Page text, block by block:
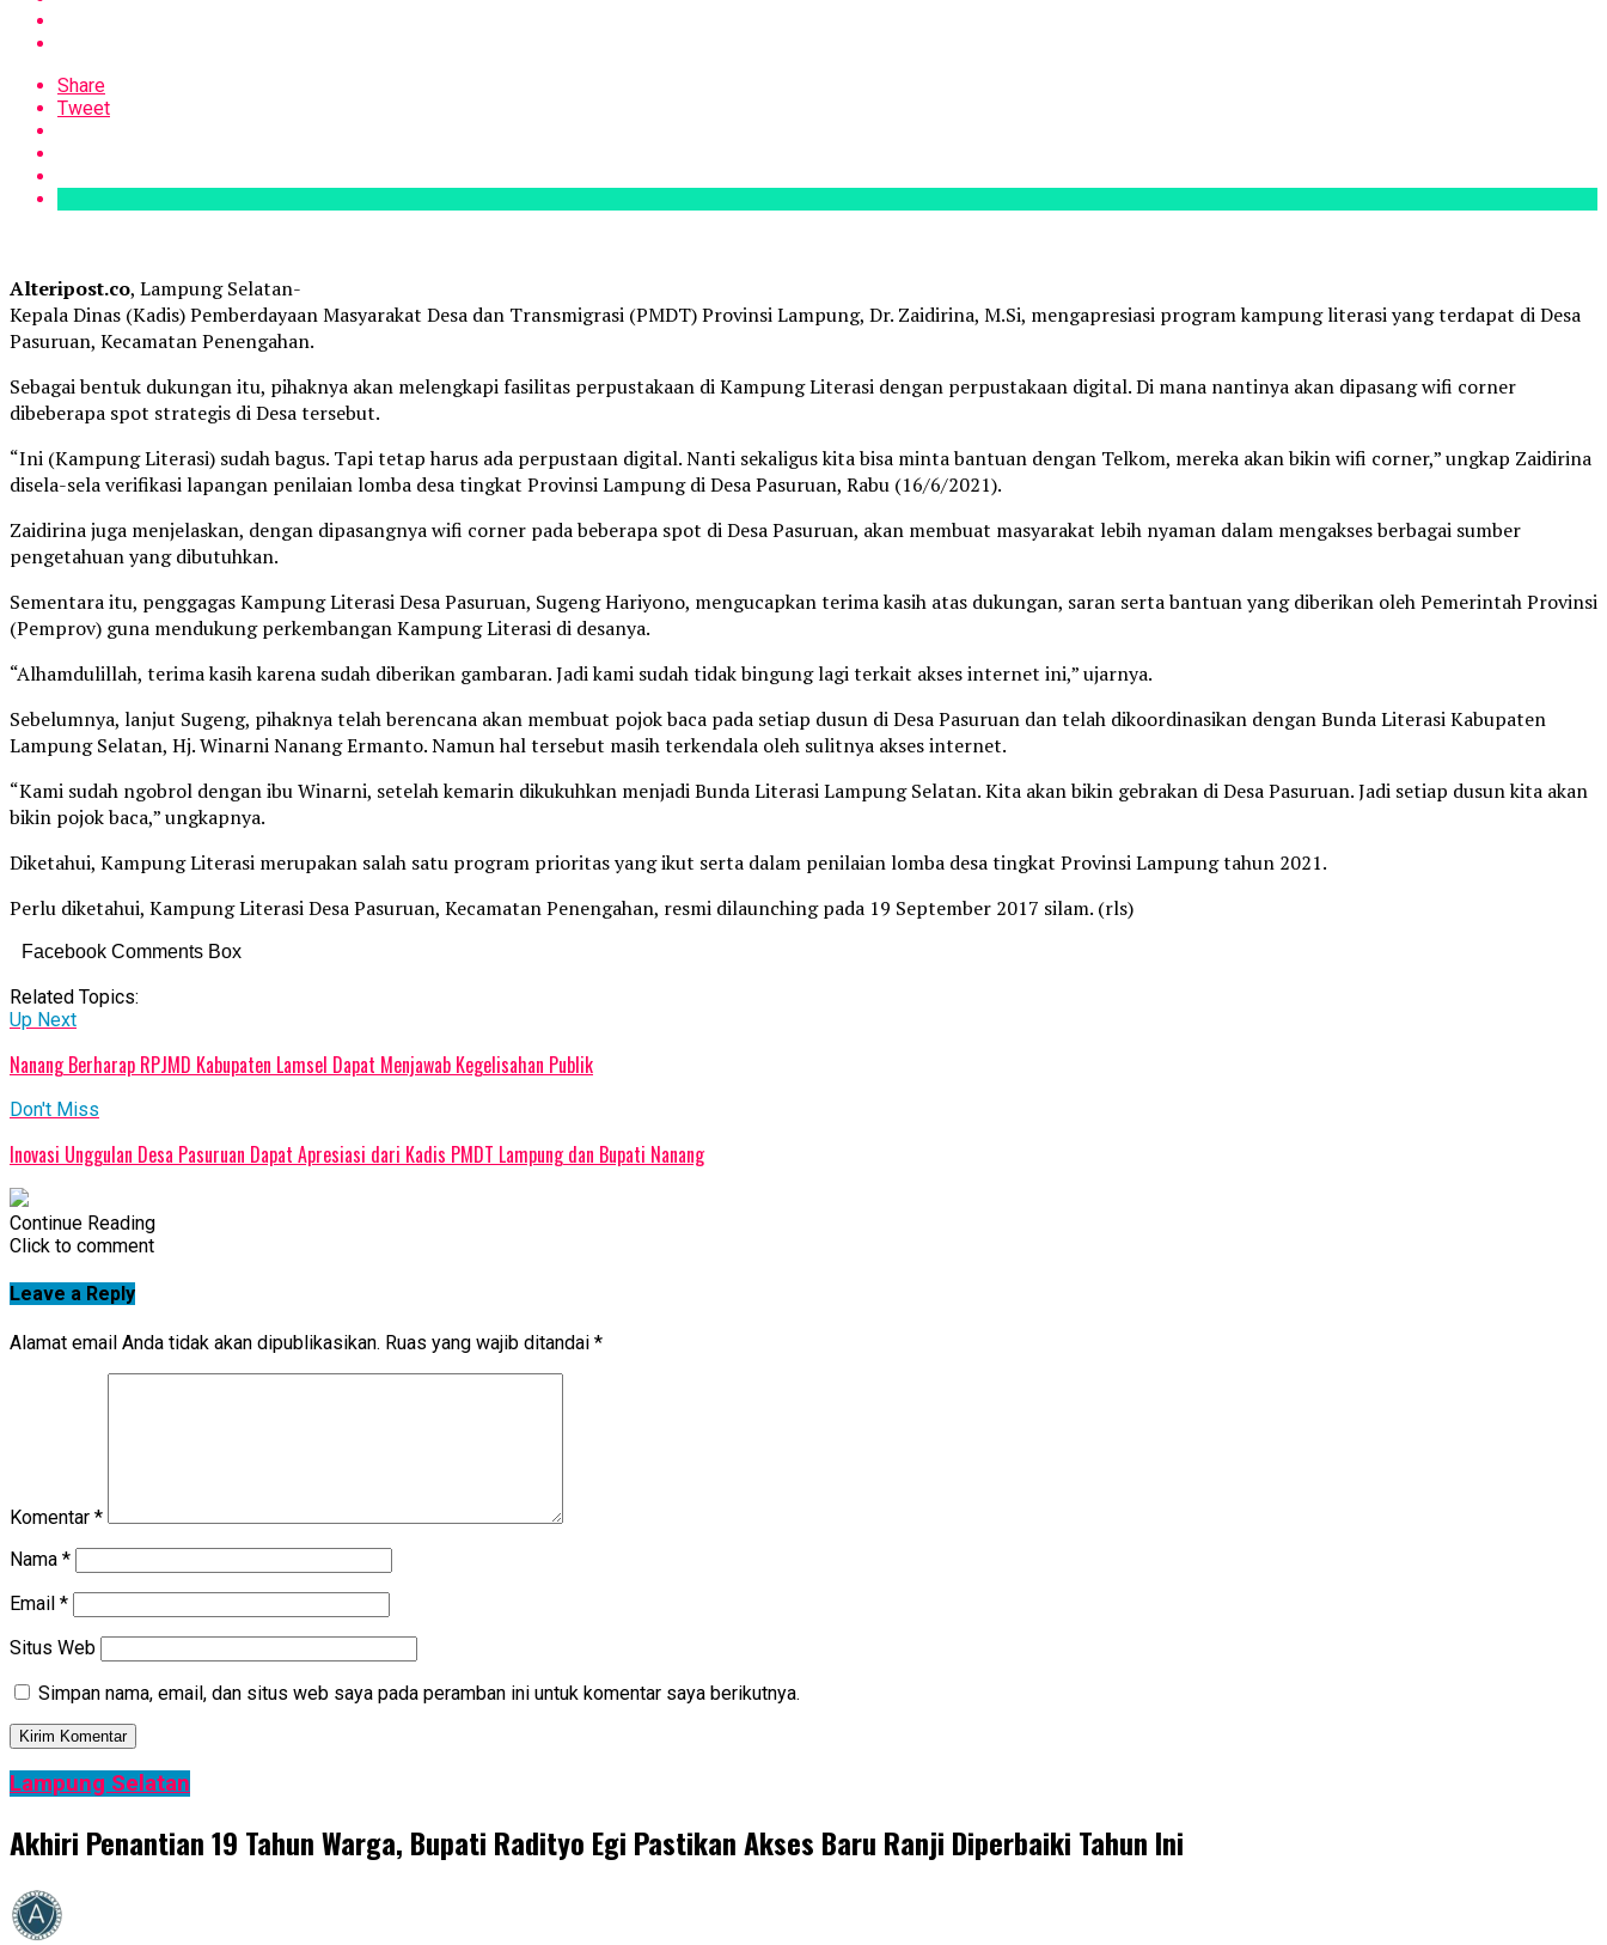
Share
Tweet
Alteripost.co, Lampung Selatan-
Kepala Dinas (Kadis) Pemberdayaan Masyarakat Desa dan Transmigrasi (PMDT) Provinsi Lampung, Dr. Zaidirina, M.Si, mengapresiasi program kampung literasi yang terdapat di Desa
Pasuruan, Kecamatan Penengahan.
Sebagai bentuk dukungan itu, pihaknya akan melengkapi fasilitas perpustakaan di Kampung Literasi dengan perpustakaan digital. Di mana nantinya akan dipasang wifi corner
dibeberapa spot strategis di Desa tersebut.
“Ini (Kampung Literasi) sudah bagus. Tapi tetap harus ada perpustaan digital. Nanti sekaligus kita bisa minta bantuan dengan Telkom, mereka akan bikin wifi corner,” ungkap Zaidirina
disela-sela verifikasi lapangan penilaian lomba desa tingkat Provinsi Lampung di Desa Pasuruan, Rabu (16/6/2021).
Zaidirina juga menjelaskan, dengan dipasangnya wifi corner pada beberapa spot di Desa Pasuruan, akan membuat masyarakat lebih nyaman dalam mengakses berbagai sumber
pengetahuan yang dibutuhkan.
Sementara itu, penggagas Kampung Literasi Desa Pasuruan, Sugeng Hariyono, mengucapkan terima kasih atas dukungan, saran serta bantuan yang diberikan oleh Pemerintah Provinsi
(Pemprov) guna mendukung perkembangan Kampung Literasi di desanya.
“Alhamdulillah, terima kasih karena sudah diberikan gambaran. Jadi kami sudah tidak bingung lagi terkait akses internet ini,” ujarnya.
Sebelumnya, lanjut Sugeng, pihaknya telah berencana akan membuat pojok baca pada setiap dusun di Desa Pasuruan dan telah dikoordinasikan dengan Bunda Literasi Kabupaten
Lampung Selatan, Hj. Winarni Nanang Ermanto. Namun hal tersebut masih terkendala oleh sulitnya akses internet.
“Kami sudah ngobrol dengan ibu Winarni, setelah kemarin dikukuhkan menjadi Bunda Literasi Lampung Selatan. Kita akan bikin gebrakan di Desa Pasuruan. Jadi setiap dusun kita akan
bikin pojok baca,” ungkapnya.
Diketahui, Kampung Literasi merupakan salah satu program prioritas yang ikut serta dalam penilaian lomba desa tingkat Provinsi Lampung tahun 2021.
Perlu diketahui, Kampung Literasi Desa Pasuruan, Kecamatan Penengahan, resmi dilaunching pada 19 September 2017 silam. (rls)
Facebook Comments Box
Related Topics:
Up Next
Nanang Berharap RPJMD Kabupaten Lamsel Dapat Menjawab Kegelisahan Publik
Don't Miss
Inovasi Unggulan Desa Pasuruan Dapat Apresiasi dari Kadis PMDT Lampung dan Bupati Nanang
Continue Reading
Click to comment
Leave a Reply
Alamat email Anda tidak akan dipublikasikan. Ruas yang wajib ditandai *
Komentar *
Nama *
Email *
Situs Web
Simpan nama, email, dan situs web saya pada peramban ini untuk komentar saya berikutnya.
Lampung Selatan
Akhiri Penantian 19 Tahun Warga, Bupati Radityo Egi Pastikan Akses Baru Ranji Diperbaiki Tahun Ini